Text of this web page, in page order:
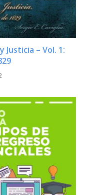
Justicia – Vol. 1: